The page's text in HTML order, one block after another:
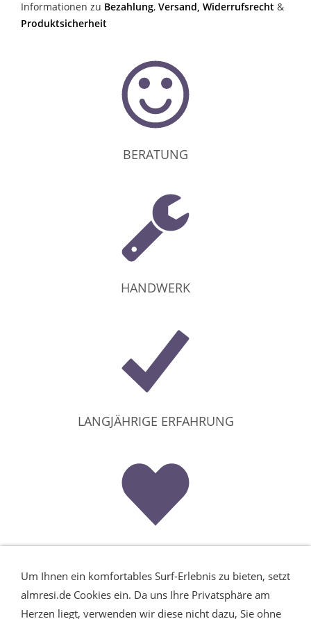
Informationen zu Bezahlung, Versand, Widerrufsrecht &
Produktsicherheit
BERATUNG
HANDWERK
LANGJÄHRIGE ERFAHRUNG
Um Ihnen ein komfortables Surf-Erlebnis zu bieten, setzt
almresi.de Cookies ein. Da uns Ihre Privatsphäre am
Herzen liegt, verwenden wir diese nicht dazu, Sie ohne